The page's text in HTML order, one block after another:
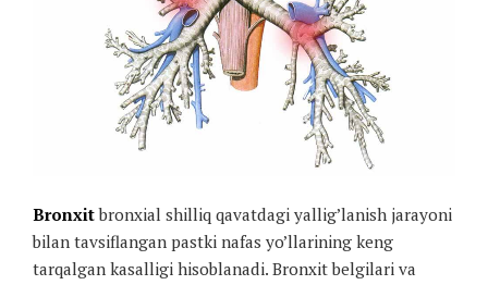
Bronxitbronxial shilliq qavatdagi yallig’lanish jarayoni
bilan tavsiflangan pastki nafas yo’llarining keng
tarqalgan kasalligi hisoblanadi. Bronxit belgilari va